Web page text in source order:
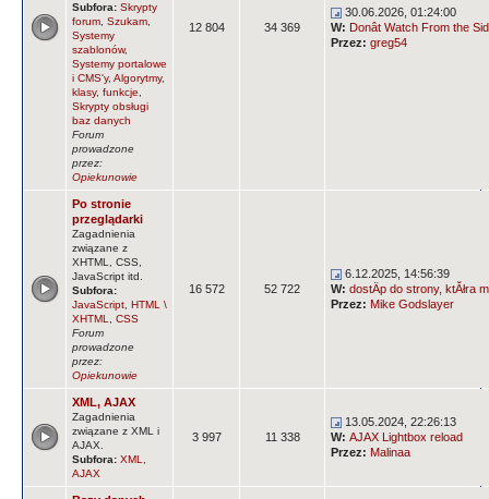
Subfora: Skrypty
forum Szukam
Systemy
szablonów,
Systemy portalowe
i CMS'y, Algorytmy,
klasy, funkcje
Skrypty obsługi
baz danych
Forum
prowadzone
przez:
Opiekunowie
12 804 34 369
30.06.2026, 01:24:00
W: Donât Watch From the
Przez: greg54
Po stronie
przeglądarki
Zagadnienia
związane z
XHTML, CSS,
JavaScript itd.
Subfora:
JavaScript HTML \
XHTML
CSS
Forum
prowadzone
przez:
Opiekunowie
16 572 52 722
6.12.2025, 14:56:39
W: dostÄp do strony, ktĂłra
Przez: Mike Godslayer
XML, AJAX
Zagadnienia
związane z XML i
AJAX.
Subfora: XML
AJAX
3 997 11 338
13.05.2024, 22:26:13
W: AJAX Lightbox reload
Przez: Malinaa